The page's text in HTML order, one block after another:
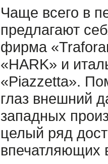
Чаще всего в
предлагают
фирма
«HARK» и
«Piazzetta».
глаз внешний
западных
целый ряд
впечатляющих